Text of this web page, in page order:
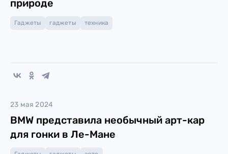
природе
Гаджеты гаджеты техника
23 мая 2024
BMW представила необычный арт-кар
для гонки в Ле-Мане